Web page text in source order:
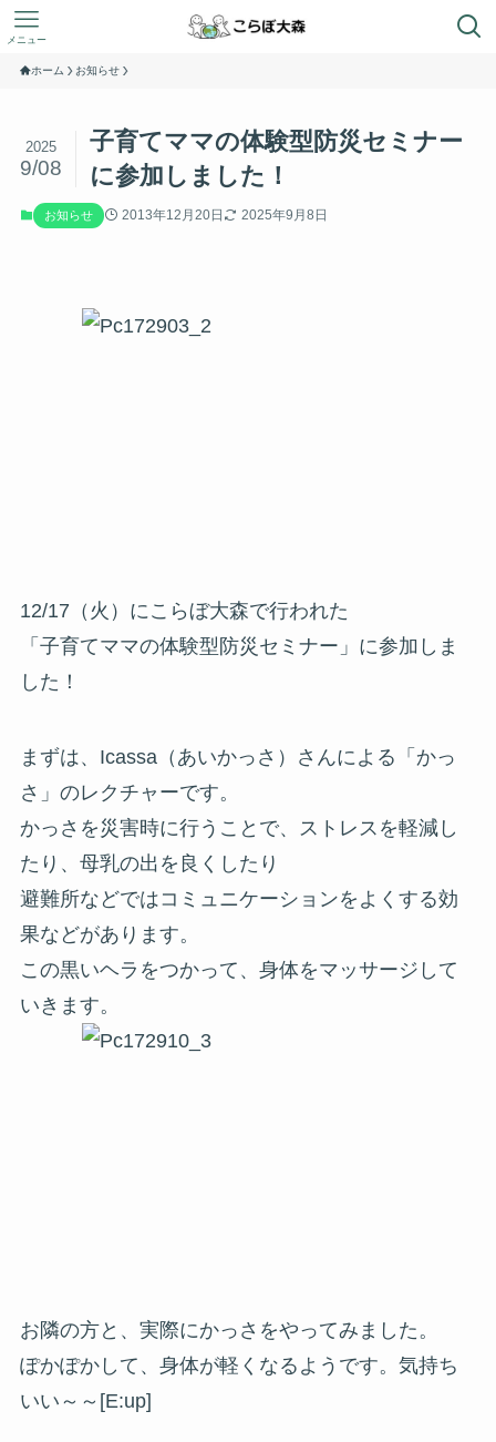
メニュー
ホーム お知らせ
子育てママの体験型防災セミナー
に参加しました！
2025
9/08
お知らせ 2013年12月20日 2025年9月8日
12/17（火）にこらぼ大森で行われた
「子育てママの体験型防災セミナー」に参加しま
した！
まずは、Icassa（あいかっさ）さんによる「かっ
さ」のレクチャーです。
かっさを災害時に行うことで、ストレスを軽減し
たり、母乳の出を良くしたり
避難所などではコミュニケーションをよくする効
果などがあります。
この黒いヘラをつかって、身体をマッサージして
いきます。
お隣の方と、実際にかっさをやってみました。
ぽかぽかして、身体が軽くなるようです。気持ち
いい～～[E:up]